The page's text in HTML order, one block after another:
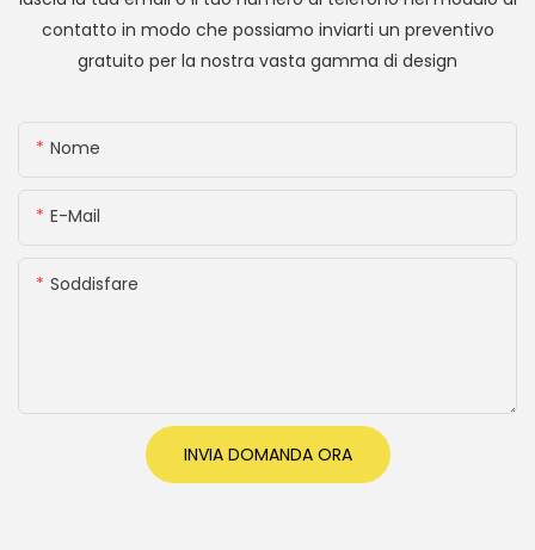
contatto in modo che possiamo inviarti un preventivo
gratuito per la nostra vasta gamma di design
Nome
E-Mail
Soddisfare
INVIA DOMANDA ORA